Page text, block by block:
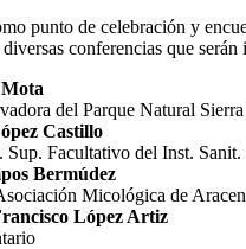
punto de celebración y
conferencias que
del Parque Natural
Castillo
Sup. Facultativo del Inst. Sanit.
Bermúdez
Micológica de
López Artiz